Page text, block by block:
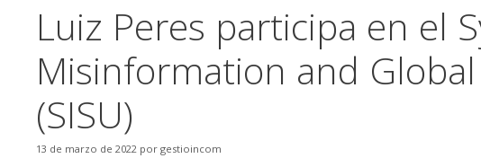
Luiz Peres participa en el
Misinformation and
(SISU)
13 de marzo de 2022 por gestioincom